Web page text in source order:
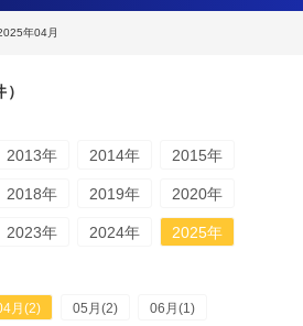
年04月
2013年 2014年 2015年
2018年 2019年 2020年
2023年 2024年 2025年
月(2) 05月(2) 06月(1)